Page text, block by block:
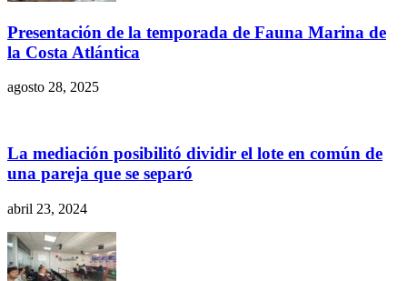
Presentación de la temporada de Fauna Marina de
la Costa Atlántica
agosto 28, 2025
La mediación posibilitó dividir el lote en común de
una pareja que se separó
abril 23, 2024